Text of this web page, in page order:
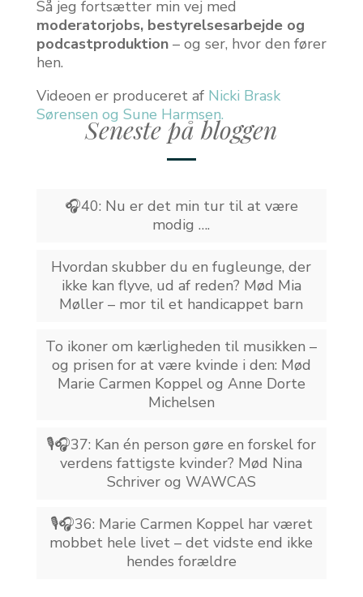
Så jeg fortsætter min vej med
moderatorjobs, bestyrelsesarbejde og
podcastproduktion– og ser, hvor den fører
hen.
Videoen er produceret af Nicki Brask
Sørensen og Sune Harmsen.
Seneste på bloggen
🎧40: Nu er det min tur til at være
modig ….
Hvordan skubber du en fugleunge, der
ikke kan flyve, ud af reden? Mød Mia
Møller – mor til et handicappet barn
To ikoner om kærligheden til musikken –
og prisen for at være kvinde i den: Mød
Marie Carmen Koppel og Anne Dorte
Michelsen
🎙️🎧37: Kan én person gøre en forskel for
verdens fattigste kvinder? Mød Nina
Schriver og WAWCAS
🎙️🎧36: Marie Carmen Koppel har været
mobbet hele livet – det vidste end ikke
hendes forældre